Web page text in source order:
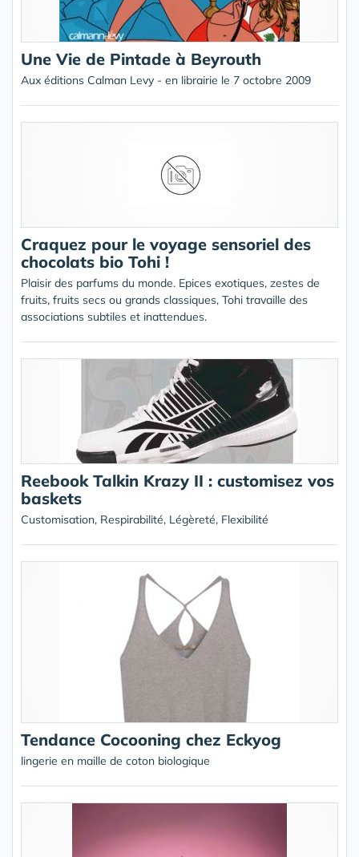
Une Vie de Pintade à Beyrouth
Aux éditions Calman Levy - en librairie le 7 octobre 2009
Craquez pour le voyage sensoriel des
chocolats bio Tohi !
Plaisir des parfums du monde. Epices exotiques, zestes de
fruits, fruits secs ou grands classiques, Tohi travaille des
associations subtiles et inattendues.
Reebook Talkin Krazy II : customisez vos
baskets
Customisation, Respirabilité, Légèreté, Flexibilité
Tendance Cocooning chez Eckyog
lingerie en maille de coton biologique